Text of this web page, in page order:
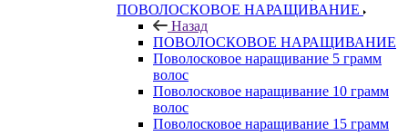
ПОВОЛОСКОВОЕ НАРАЩИВАНИЕ
Назад
ПОВОЛОСКОВОЕ НАРАЩИВАНИЕ
Поволосковое наращивание 5 грамм
волос
Поволосковое наращивание 10 грамм
волос
Поволосковое наращивание 15 грамм